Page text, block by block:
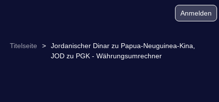
Anmelden
Titelseite >
Jordanischer Dinar zu Papua-Neuguinea-Kina,
JOD zu PGK - Währungsumrechner